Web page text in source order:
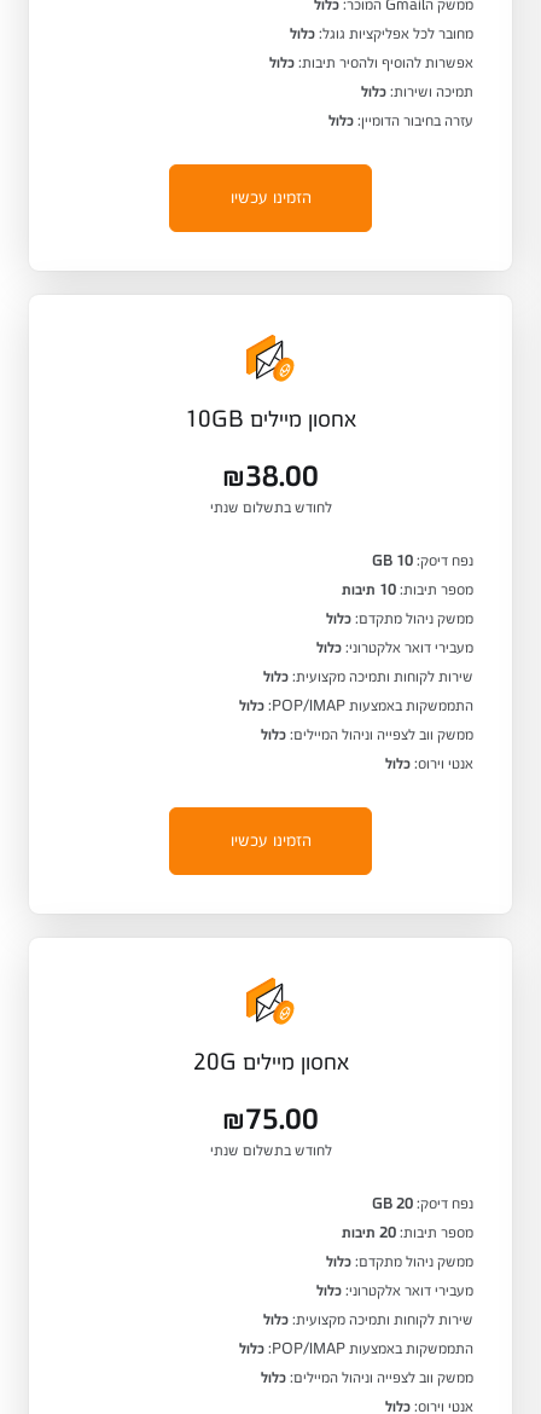
ממשק הGmail המוכר:
כלול
מחובר לכל אפליקציות גוגל: כלול
אפשרות להוסיף ולהסיר תיבות: כלול
תמיכה ושירות: כלול
עזרה בחיבור הדומיין: כלול
הזמינו עכשיו
אחסון מיילים 10GB
₪38.00
לחודש בתשלום שנתי
נפח דיסק: 10 GB
מספר תיבות: 10 תיבות
ממשק ניהול מתקדם: כלול
מעבירי דואר אלקטרוני: כלול
שירות לקוחות ותמיכה מקצועית: כלול
התממשקות באמצעות POP/IMAP:
כלול
ממשק ווב לצפייה וניהול המיילים: כלול
אנטי וירוס: כלול
הזמינו עכשיו
אחסון מיילים 20G
₪75.00
לחודש בתשלום שנתי
נפח דיסק: 20 GB
מספר תיבות: 20 תיבות
ממשק ניהול מתקדם: כלול
מעבירי דואר אלקטרוני: כלול
שירות לקוחות ותמיכה מקצועית: כלול
התממשקות באמצעות POP/IMAP:
כלול
ממשק ווב לצפייה וניהול המיילים: כלול
אנטי וירוס: כלול